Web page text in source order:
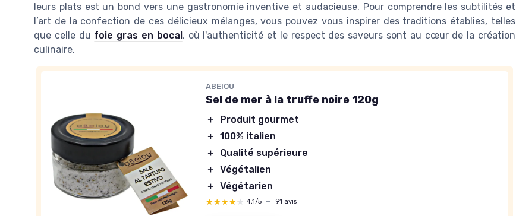
leurs plats est un bond vers une gastronomie inventive et audacieuse. Pour comprendre les subtilités et
l’art de la confection de ces délicieux mélanges, vous pouvez vous inspirer des traditions établies, telles
que celle du foie gras en bocal, où l'authenticité et le respect des saveurs sont au cœur de la création
culinaire.
ABEIOU
Sel de mer à la truffe noire 120g
＋
Produit gourmet
＋ 100% italien
＋
Qualité supérieure
＋ Végétalien
＋ Végétarien
★★★★★
★★★★★ 4,1/5 — 91 avis